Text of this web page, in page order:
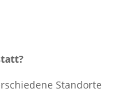
Standorte